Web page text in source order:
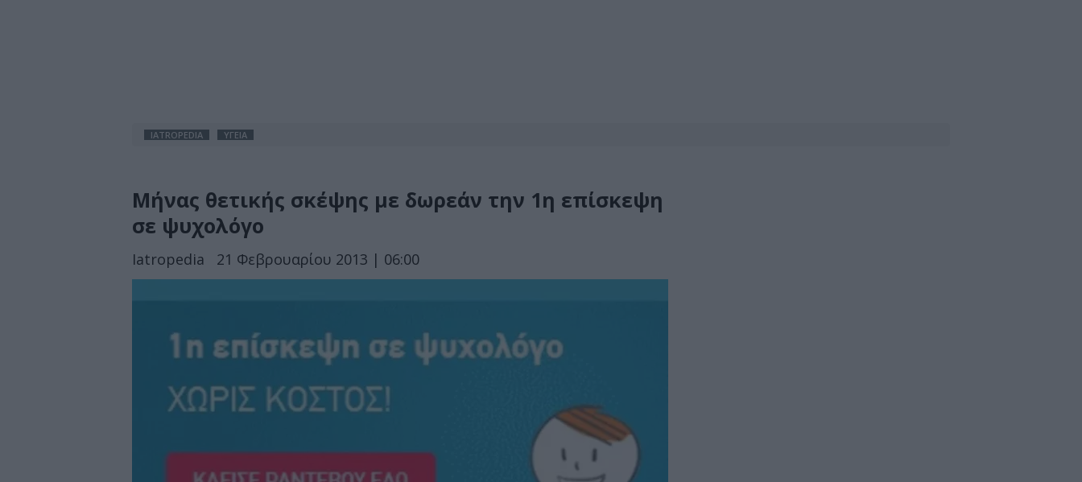
IATROPEDIA ΥΓΕΙΑ
Μήνας θετικής σκέψης με δωρεάν την 1η επίσκεψη
σε ψυχολόγο
Iatropedia 21 Φεβρουαρίου 2013 | 06:00